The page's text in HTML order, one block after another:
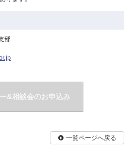
部
&相談会のお申込み
一覧ページへ戻る